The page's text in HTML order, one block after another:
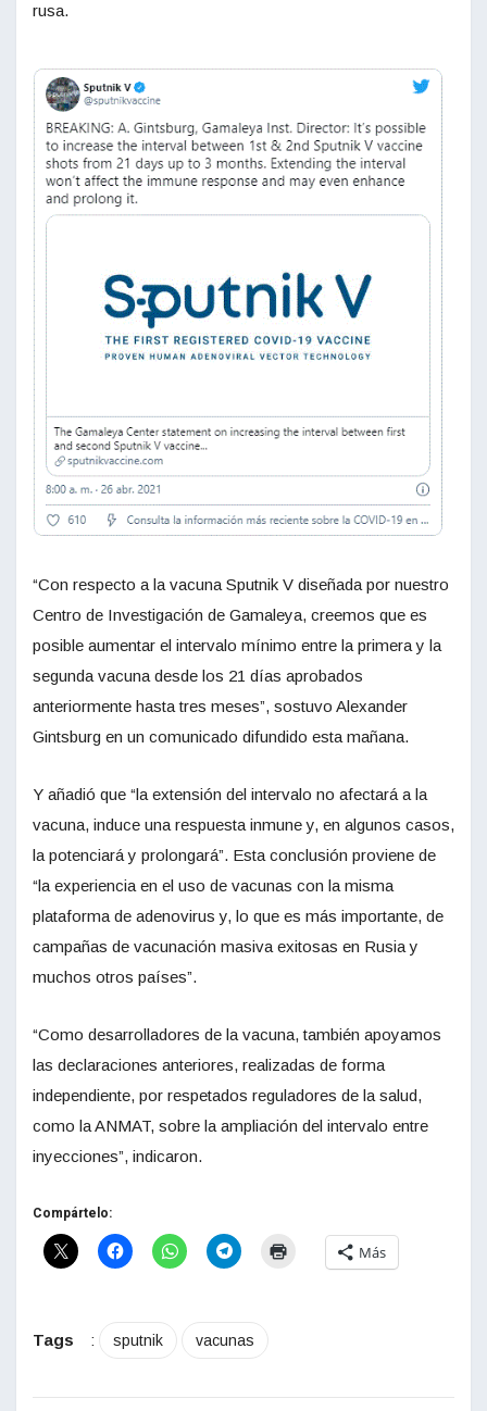
rusa.
“Con respecto a la vacuna Sputnik V diseñada por nuestro
Centro de Investigación de Gamaleya, creemos que es
posible aumentar el intervalo mínimo entre la primera y la
segunda vacuna desde los 21 días aprobados
anteriormente hasta tres meses”, sostuvo Alexander
Gintsburg en un comunicado difundido esta mañana.
Y añadió que “la extensión del intervalo no afectará a la
vacuna, induce una respuesta inmune y, en algunos casos,
la potenciará y prolongará”. Esta conclusión proviene de
“la experiencia en el uso de vacunas con la misma
plataforma de adenovirus y, lo que es más importante, de
campañas de vacunación masiva exitosas en Rusia y
muchos otros países”.
“Como desarrolladores de la vacuna, también apoyamos
las declaraciones anteriores, realizadas de forma
independiente, por respetados reguladores de la salud,
como la ANMAT, sobre la ampliación del intervalo entre
inyecciones”, indicaron.
Compártelo:
Más
Tags : sputnik vacunas